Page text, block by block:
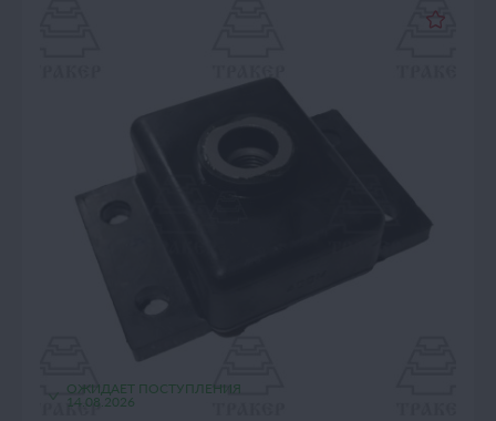
ОЖИДАЕТ ПОСТУПЛЕНИЯ
14.08.2026